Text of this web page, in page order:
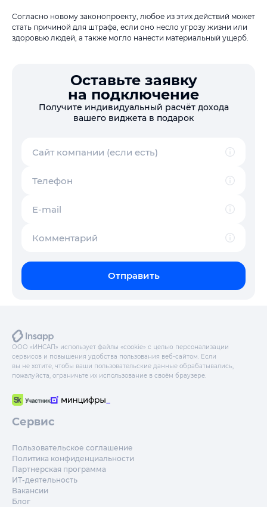
Согласно новому законопроекту, любое из этих действий может
стать причиной для штрафа, если оно несло угрозу жизни или
здоровью людей, а также могло нанести материальный ущерб.
Оставьте заявку
на подключение
Получите индивидуальный расчёт дохода
вашего виджета в подарок
Сайт компании (если есть)
Телефон
E-mail
Комментарий
Отправить
ООО «ИНСАП» использует файлы «cookie» с целью персонализации
сервисов и повышения удобства пользования веб-сайтом. Если
вы не хотите, чтобы ваши пользовательские данные обрабатывались,
пожалуйста, ограничьте их использование в своём браузере.
Сервис
Пользовательское соглашение
Политика конфиденциальности
Партнерская программа
ИТ-деятельность
Вакансии
Блог